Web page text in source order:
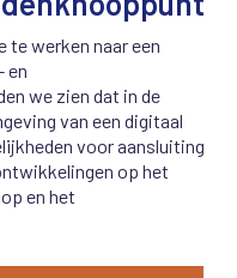
te werken naar een
en
we zien dat in de
van een digitaal
voor aansluiting
op het
en het